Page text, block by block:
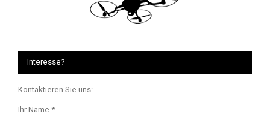
Interesse?
Kontaktieren Sie uns:
Ihr Name *